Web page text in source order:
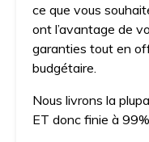
ce que vous
ont l’avantage de
garanties tout en
budgétaire.
Nous livrons la
ET donc finie à